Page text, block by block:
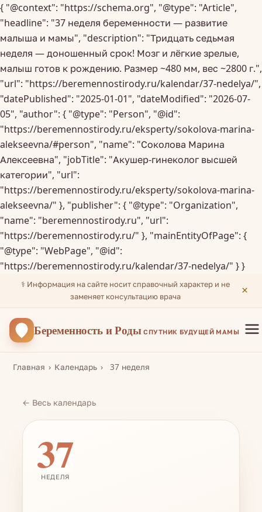
{ "@context": "https://schema.org", "@type": "Article",
"headline": "37 неделя беременности — развитие
малыша и мамы", "description": "Тридцать седьмая
неделя — доношенный срок! Мозг и лёгкие зрелые,
малыш готов к рождению. Размер ~480 мм, вес ~2800 г.",
"url": "https://beremennostirody.ru/kalendar/37-nedelya/",
"datePublished": "2025-01-01", "dateModified": "2026-07-
05", "author": { "@type": "Person", "@id":
"https://beremennostirody.ru/eksperty/sokolova-marina-
alekseevna/#person", "name": "Соколова Марина
Алексеевна", "jobTitle": "Акушер-гинеколог высшей
категории", "url":
"https://beremennostirody.ru/eksperty/sokolova-marina-
alekseevna/" }, "publisher": { "@type": "Organization",
"name": "beremennostirody.ru", "url":
"https://beremennostirody.ru/" }, "mainEntityOfPage": {
"@type": "WebPage", "@id":
"https://beremennostirody.ru/kalendar/37-nedelya/" } }
⚕️ Информация на сайте носит справочный характер и не
заменяет консультацию врача
×
Беременностьи Роды СПУТНИК БУДУЩЕЙ МАМЫ
Главная Календарь 37 неделя
← Весь календарь
37
НЕДЕЛЯ